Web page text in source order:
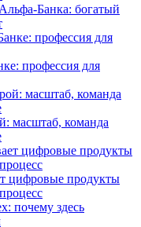
Банка: богатый
профессия для
масштаб, команда
цифровые продукты